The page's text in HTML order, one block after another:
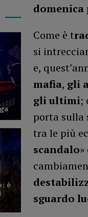
domenica
Come è t
si
e,
mafia, gli
gli ultimi;
porta sulla
tra le più
scandalo
sguardo